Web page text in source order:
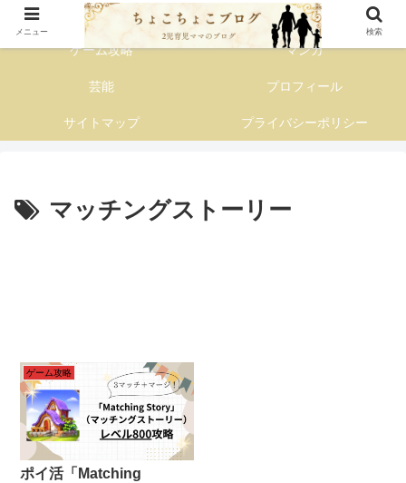
子育て主婦の情報発信ブログ
ゲーム攻略 マンガ
芸能 プロフィール
サイトマップ プライバシーポリシー
マッチングストーリー
ゲーム攻略
ポイ活「Matching
メニュー 検索